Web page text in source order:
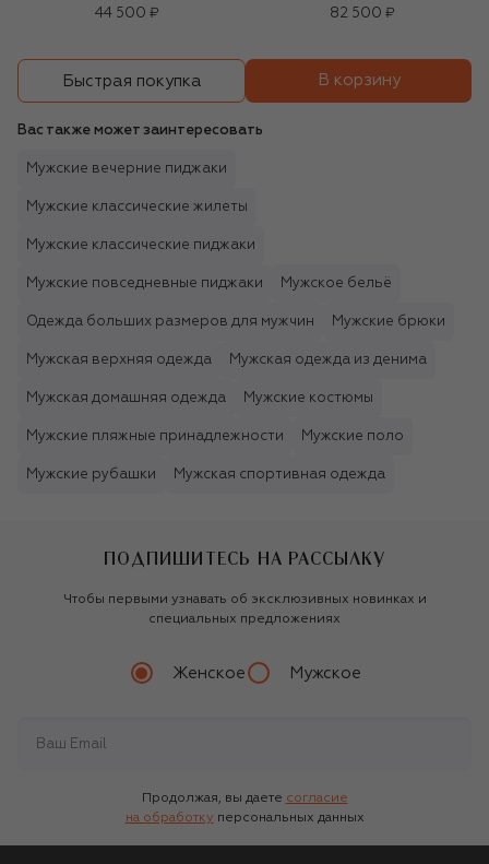
44 500 ₽
82 500 ₽
Быстрая покупка В корзину
Вас также может заинтересовать
Мужские вечерние пиджаки
Мужские классические жилеты
Мужские классические пиджаки
Мужские повседневные пиджаки Мужское бельё
Одежда больших размеров для мужчин Мужские брюки
Мужская верхняя одежда Мужская одежда из денима
Мужская домашняя одежда Мужские костюмы
Мужские пляжные принадлежности Мужские поло
Мужские рубашки Мужская спортивная одежда
ПОДПИШИТЕСЬ НА РАССЫЛКУ
Чтобы первыми узнавать об эксклюзивных новинках и
специальных предложениях
Женское Мужское
Продолжая, вы даете согласие
на обработку персональных данных